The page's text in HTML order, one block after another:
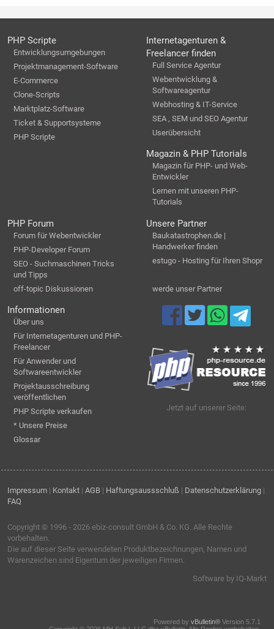
PHP Scripte
Entwicklungsumgebungen
Projektmanagement-Software
E-Commerce
Clone-Scripts
Marktplatz-Software
Ticket & Supportsysteme
PHP Scripte
Internetagenturen &
Freelancer finden
Full Service Agentur
Webentwicklung &
Softwareagentur
Webhosting & IT-Service
SEA , SEM und SEO Agentur
Userübersicht
Magazin & PHP Tutorials
Magazin für PHP- und Web-
Entwickler
Lernen mit unseren PHP-
Tutorials
PHP Forum
Forum für Webentwickler
PHP-Developer Forum
SEO - Suchmaschinen Tricks
und Tipps
off-topic Diskussionen
Unsere Partner
Baukatastrophen.de |
Handwerker finden
estugo - Hosting für Ihren Shopr
werde unser Partner
Informationen
Über uns
Für Internetagenturen und PHP-
Freelancer
Für Anwender und
Softwareentwickler
Projektausschreibung
veröffentlichen
PHP Scripte verkaufen
* Unsere Preise
Glossar
Jetzt auf unserer Seite:
Impressum | Kontakt | AGB | Haftungsaussschluß | Datenschutzerklärung |
FAQ
Copyright © 1996 - 2026 ebiz-consult GmbH & Co. KG . Alle Rechte
vorbehalten.
Die auf dieser Seite verwendeten Produktbezeichnungen, Namen und
Warenzeichen sind Eigentum der jeweiligen Firmen.
Software by IQ-Markt
Powered by vBulletin® Version 5.7.1